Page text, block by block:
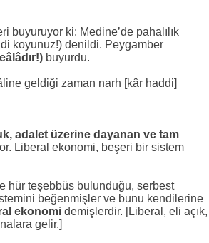
buyuruyor ki: Medine’de pahalılık
koyunuz!) denildi. Peygamber
buyurdu.
geldiği zaman narh [kâr haddi]
adalet üzerine dayanan ve tam
Liberal ekonomi, beşeri bir sistem
hür teşebbüs bulunduğu, serbest
beğenmişler ve bunu kendilerine
ekonomi demişlerdir. [Liberal, eli açık,
gelir.]